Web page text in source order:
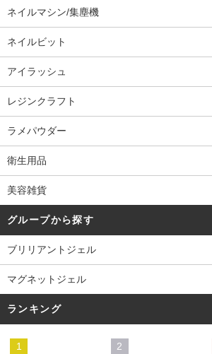
ネイルマシン/集塵機
ネイルビット
アイラッシュ
レジンクラフト
ラメパウダー
衛生用品
美容雑貨
グループから探す
ブリリアントジェル
マグネットジェル
ランキング
1 2